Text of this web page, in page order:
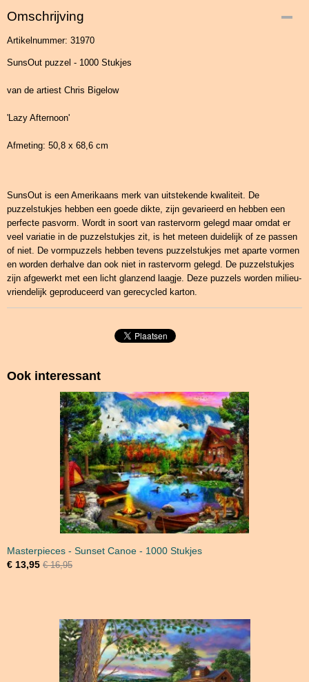
Omschrijving
Artikelnummer: 31970
SunsOut puzzel - 1000 Stukjes
van de artiest Chris Bigelow
'Lazy Afternoon'
Afmeting: 50,8 x 68,6 cm
SunsOut is een Amerikaans merk van uitstekende kwaliteit. De
puzzelstukjes hebben een goede dikte, zijn gevarieerd en hebben een
perfecte pasvorm. Wordt in soort van rastervorm gelegd maar omdat er
veel variatie in de puzzelstukjes zit, is het meteen duidelijk of ze passen
of niet. De vormpuzzels hebben tevens puzzelstukjes met aparte vormen
en worden derhalve dan ook niet in rastervorm gelegd. De puzzelstukjes
zijn afgewerkt met een licht glanzend laagje. Deze puzzels worden milieu-
vriendelijk geproduceerd van gerecycled karton.
Ook interessant
Masterpieces - Sunset Canoe - 1000 Stukjes
€ 13,95 € 16,95